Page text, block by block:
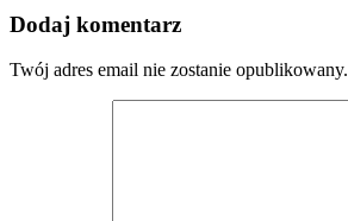
Dodaj komentarz
Twój adres email nie zostanie opublikowany.